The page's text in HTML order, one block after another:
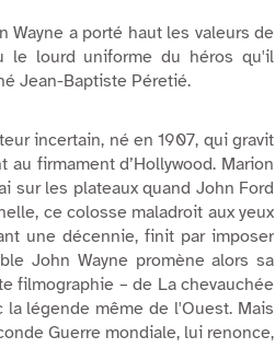
a porté haut les valeurs de
le lourd uniforme du héros qu'il
Jean-Baptiste Péretié.
incertain, né en 1907, qui gravit
firmament d’Hollywood. Marion
sur les plateaux quand John Ford
ce colosse maladroit aux yeux
une décennie, finit par imposer
John Wayne promène alors sa
filmographie – de La chevauchée
la légende même de l'Ouest. Mais
Guerre mondiale, lui renonce,